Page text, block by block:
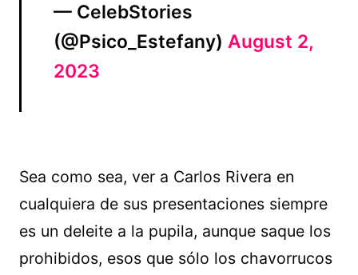
— CelebStories
(@Psico_Estefany) August 2,
2023
Sea como sea, ver a Carlos Rivera en
cualquiera de sus presentaciones siempre
es un deleite a la pupila, aunque saque los
prohibidos, esos que sólo los chavorrucos